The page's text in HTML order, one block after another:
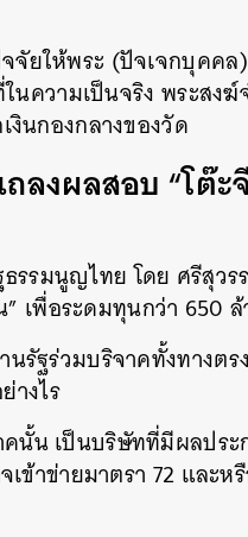
ยให้พระ (ปัจเจกบุคคล)
นความเป็นจริง พระส
นกองกลางของวัด
งผลสอบ “โต๊ะ
รมนูญไทย โดย ศรีสุวร
เพื่อระดมทุนกว่า 650
รัฐร่วมบริจาคทั้งทางต
างไร
นั้น เป็นบริษัทที่มีผลปร
ข้าข่ายมาตรา 72 และ